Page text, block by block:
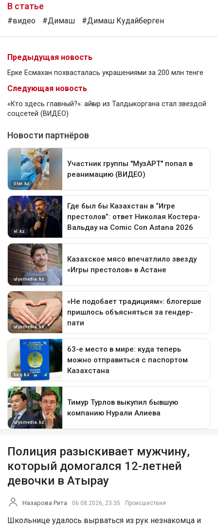
В статье
#видео #Димаш #Димаш Кудайберген
Предыдущая новость
Ерке Есмахан похвасталась украшениями за 200 млн тенге
Следующая новость
«Кто здесь главный?»: айғыр из Талдыкоргана стал звездой
соцсетей (ВИДЕО)
Полиция разыскивает мужчину,
который домогался 12-летней
девочки в Атырау
Назарова Рита 06.08.2026, 23:35 Происшествия
Школьнице удалось вырваться из рук незнакомца и